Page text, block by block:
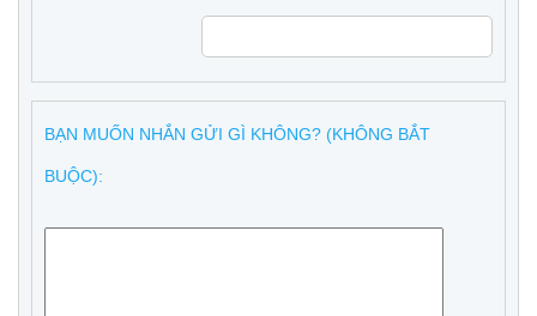
BẠN MUỐN NHẮN GỬI GÌ KHÔNG? (KHÔNG BẮT
BUỘC):